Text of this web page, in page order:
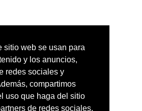
sitio web se usan para
y los anuncios,
redes sociales y
compartimos
uso que haga del sitio
de redes sociales,